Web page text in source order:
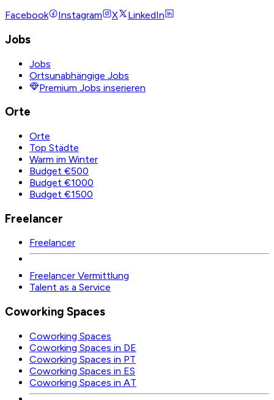
Facebook
Instagram X LinkedIn
Jobs
Jobs
Ortsunabhängige Jobs
Premium Jobs inserieren
Orte
Orte
Top Städte
Warm im Winter
Budget €500
Budget €1000
Budget €1500
Freelancer
Freelancer
Freelancer Vermittlung
Talent as a Service
Coworking Spaces
Coworking Spaces
Coworking Spaces in DE
Coworking Spaces in PT
Coworking Spaces in ES
Coworking Spaces in AT